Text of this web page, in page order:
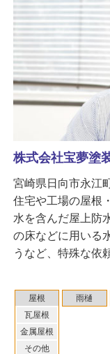
屋根
瓦屋根
金属屋根
その他
雨樋
株式会社宝夢塗
宮崎県日向市永江
住宅や工場の屋根
水を含んだ屋上防
の床などに用いる
うなど、特殊な依